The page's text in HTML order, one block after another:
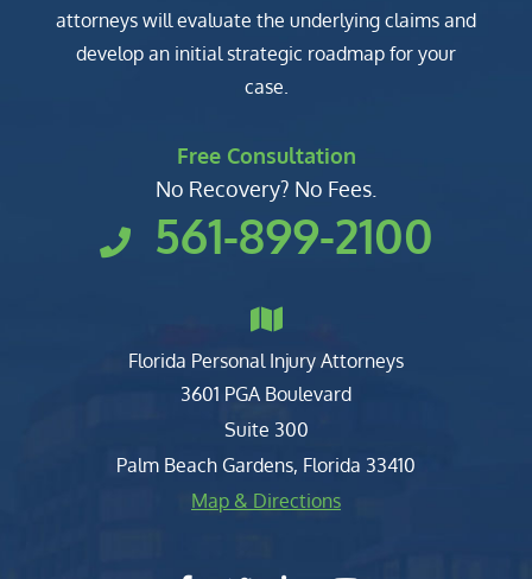
attorneys will evaluate the underlying claims and
develop an initial strategic roadmap for your
case.
Free Consultation
No Recovery? No Fees.
561-899-2100
Florida Personal Injury Attorneys
Clark, Fountain, Littky-Rubin
3601 PGA Boulevard
Suite 300
Palm Beach Gardens, Florida 33410
Map & Directions